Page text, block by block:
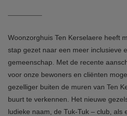
Woonzorghuis Ten Kerselaere heeft
stap gezet naar een meer inclusieve
gemeenschap. Met de recente
voor onze bewoners en cliënten
gezelliger buiten de muren van Ten
buurt te verkennen. Het nieuwe
ludieke naam, de Tuk-Tuk – club, als